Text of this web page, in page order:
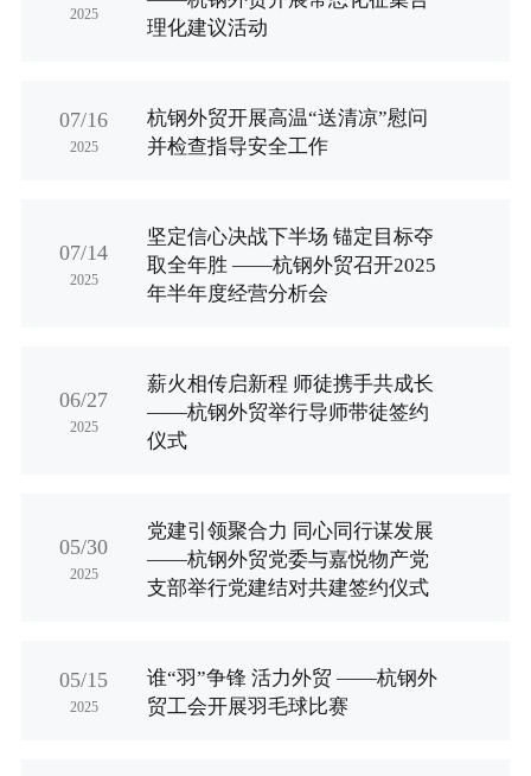
English
2025
理化建议活动
07/16
2025
杭钢外贸开展高温“送清凉”慰问
并检查指导安全工作
07/14
2025
坚定信心决战下半场 锚定目标夺
取全年胜 ——杭钢外贸召开2025
年半年度经营分析会
06/27
2025
薪火相传启新程 师徒携手共成长
——杭钢外贸举行导师带徒签约
仪式
05/30
2025
党建引领聚合力 同心同行谋发展
——杭钢外贸党委与嘉悦物产党
支部举行党建结对共建签约仪式
05/15
2025
谁“羽”争锋 活力外贸 ——杭钢外
贸工会开展羽毛球比赛